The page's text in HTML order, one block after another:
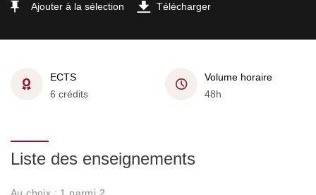
Ajouter à la sélection Télécharger
ECTS
6 crédits
Volume horaire
48h
Liste des enseignements